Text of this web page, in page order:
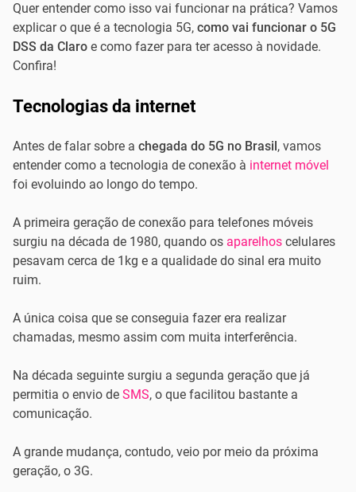
Quer entender como isso vai funcionar na prática? Vamos
explicar o que é a tecnologia 5G, como vai funcionar o 5G
DSS da Claro e como fazer para ter acesso à novidade.
Confira!
Tecnologias da internet
Antes de falar sobre a chegada do 5G no Brasil, vamos
entender como a tecnologia de conexão à internet móvel
foi evoluindo ao longo do tempo.
A primeira geração de conexão para telefones móveis
surgiu na década de 1980, quando os aparelhos celulares
pesavam cerca de 1kg e a qualidade do sinal era muito
ruim.
A única coisa que se conseguia fazer era realizar
chamadas, mesmo assim com muita interferência.
Na década seguinte surgiu a segunda geração que já
permitia o envio de SMS, o que facilitou bastante a
comunicação.
A grande mudança, contudo, veio por meio da próxima
geração, o 3G.